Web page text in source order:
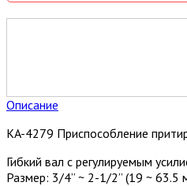
Описание
KA-4279 Приспособление
Гибкий вал с регулируемым
Размер: 3/4” ~ 2-1/2” (19 ~ 63.5